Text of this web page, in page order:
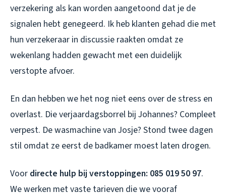
verzekering als kan worden aangetoond dat je de
signalen hebt genegeerd. Ik heb klanten gehad die met
hun verzekeraar in discussie raakten omdat ze
wekenlang hadden gewacht met een duidelijk
verstopte afvoer.
En dan hebben we het nog niet eens over de stress en
overlast. Die verjaardagsborrel bij Johannes? Compleet
verpest. De wasmachine van Josje? Stond twee dagen
stil omdat ze eerst de badkamer moest laten drogen.
Voor directe hulp bij verstoppingen: 085 019 50 97.
We werken met vaste tarieven die we vooraf